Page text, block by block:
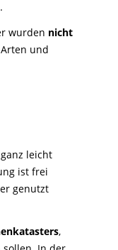
.
wurden nicht
und
leicht
ist frei
genutzt
,